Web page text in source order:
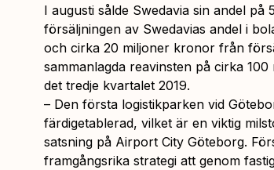
I augusti sålde Swedavia sin andel
försäljningen av Swedavias andel i
och cirka 20 miljoner kronor från
sammanlagda reavinsten på cirka
det tredje kvartalet 2019.
– Den första logistikparken vid
färdigetablerad, vilket är en viktig
satsning på Airport City Göteborg.
framgångsrika strategi att genom